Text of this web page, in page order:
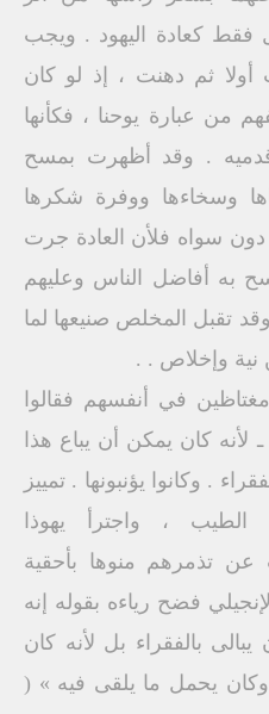
فقط كعادة اليهود . ويجب
ثم دهنت ، إذ لو كان
من عبارة يوحنا ، فكأنها
. وقد أظهرت بمسح
وسخاءها ووفرة شكرها
دون سواه فلأن العادة جرت
به أفاضل الناس وعليهم
تقبل المخلص صنيعها لما
وإخلاص . .
في أنفسهم فقالوا
لأنه كان يمكن أن يباع هذا
. وكانوا يؤنبونها . تمييز
الطيب ، واجترأ يهوذا
عن تذمرهم منوها بأحقية
فضح رياءه بقوله إنه
بالفقراء بل لأنه كان
يحمل ما يلقى فيه » (